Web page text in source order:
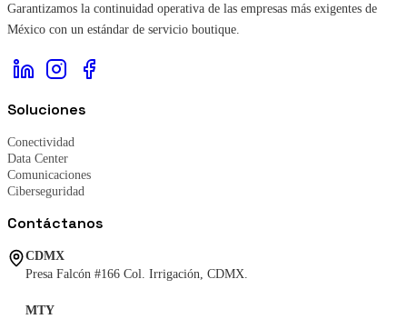
Garantizamos la continuidad operativa de las empresas más exigentes de
México con un estándar de servicio boutique.
Soluciones
Conectividad
Data Center
Comunicaciones
Ciberseguridad
Contáctanos
CDMX
Presa Falcón #166 Col. Irrigación, CDMX.
MTY